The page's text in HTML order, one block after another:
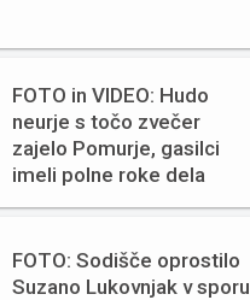
FOTO in VIDEO: Hudo
neurje s točo zvečer
zajelo Pomurje, gasilci
imeli polne roke dela
FOTO: Sodišče oprostilo
Suzano Lukovnjak v sporu